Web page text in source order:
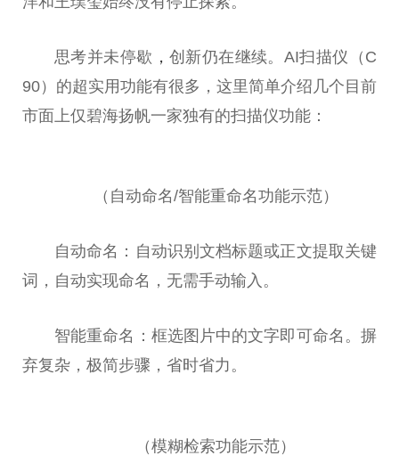
思考并未停歇 ， 创新仍在继续。AI扫描仪（C
90）的超实用功能有很多，这里简单介绍几个目前
市面上仅碧海扬帆一家独有的扫描仪功能：
（自动命名/智能重命名功能示范）
自动命名：自动识别文档标题或正文提取关键
词，自动实现命名，无需手动输入。
智能重命名：框选图片中的文字即可命名。摒
弃复杂，极简步骤，省时省力。
（模糊检索功能示范）